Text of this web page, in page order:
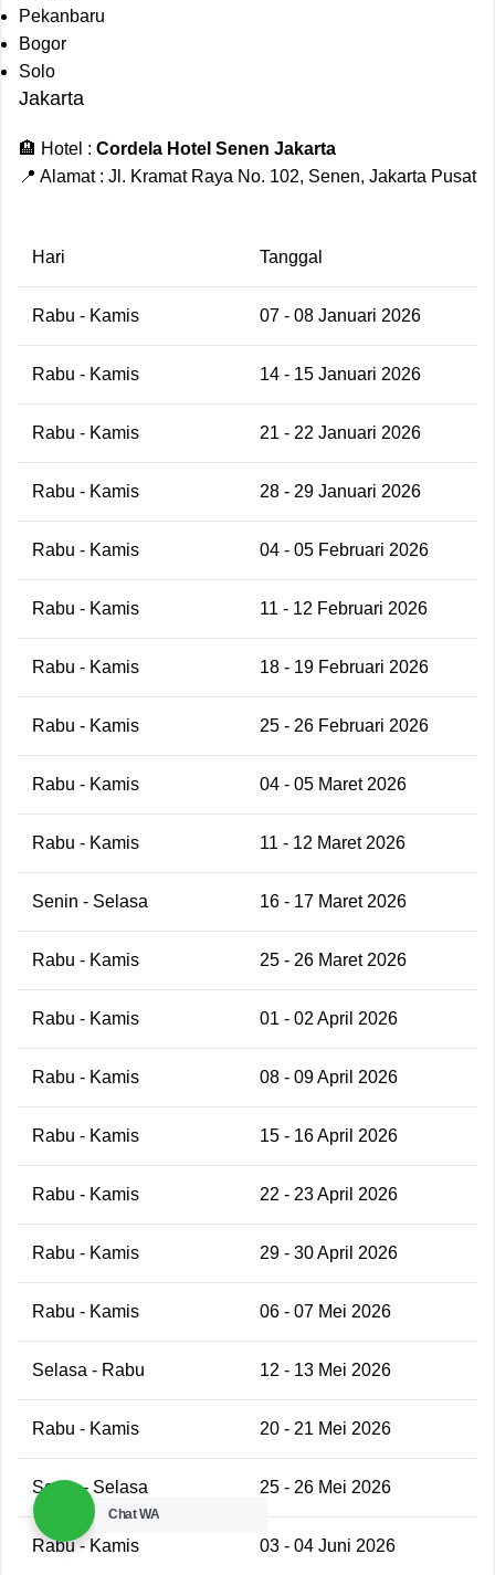
Pekanbaru
Bogor
Solo
Jakarta
🏨 Hotel : Cordela Hotel Senen Jakarta
📍 Alamat : Jl. Kramat Raya No. 102, Senen, Jakarta Pusat
Hari Tanggal
Rabu - Kamis 07 - 08 Januari 2026
Rabu - Kamis 14 - 15 Januari 2026
Rabu - Kamis 21 - 22 Januari 2026
Rabu - Kamis 28 - 29 Januari 2026
Rabu - Kamis 04 - 05 Februari 2026
Rabu - Kamis 11 - 12 Februari 2026
Rabu - Kamis 18 - 19 Februari 2026
Rabu - Kamis 25 - 26 Februari 2026
Rabu - Kamis 04 - 05 Maret 2026
Rabu - Kamis 11 - 12 Maret 2026
Senin - Selasa 16 - 17 Maret 2026
Rabu - Kamis 25 - 26 Maret 2026
Rabu - Kamis 01 - 02 April 2026
Rabu - Kamis 08 - 09 April 2026
Rabu - Kamis 15 - 16 April 2026
Rabu - Kamis 22 - 23 April 2026
Rabu - Kamis 29 - 30 April 2026
Rabu - Kamis 06 - 07 Mei 2026
Selasa - Rabu 12 - 13 Mei 2026
Rabu - Kamis 20 - 21 Mei 2026
Senin - Selasa 25 - 26 Mei 2026
Rabu - Kamis 03 - 04 Juni 2026
Chat WA